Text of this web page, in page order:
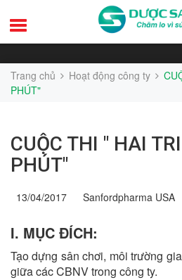
Trang chủ Hoạt động công ty
PHÚT"
CUỘC THI " HAI
PHÚT"
13/04/2017 Sanfordpharma USA
I. MỤC ĐÍCH:
Tạo dựng sân chơi, môi trường
giữa các CBNV trong công ty.